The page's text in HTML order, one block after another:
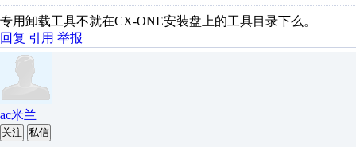
专用卸载工具不就在CX-ONE安装盘上的工具目录下么。
回复 引用 举报
ac米兰
关注 私信